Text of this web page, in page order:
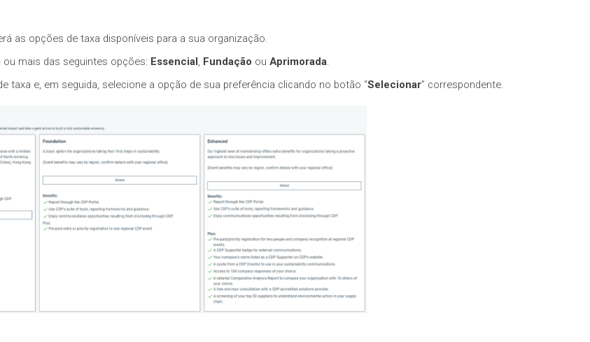
as opções de taxa disponíveis para a sua organização.
ou mais das seguintes opções: Essencial, Fundação ou Aprimorada.
taxa e, em seguida, selecione a opção de sua preferência clicando no botão “Selecionar” correspondente.